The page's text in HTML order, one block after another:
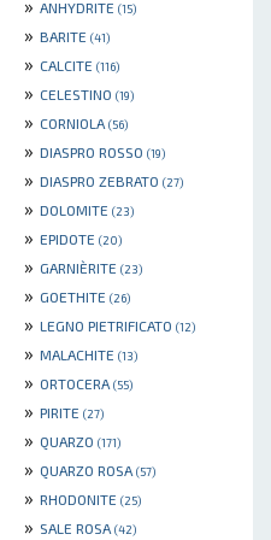
» ANHYDRITE (15)
» BARITE (41)
» CALCITE (116)
» CELESTINO (19)
» CORNIOLA (56)
» DIASPRO ROSSO (19)
» DIASPRO ZEBRATO (27)
» DOLOMITE (23)
» EPIDOTE (20)
» GARNIÈRITE (23)
» GOETHITE (26)
» LEGNO PIETRIFICATO (12)
» MALACHITE (13)
» ORTOCERA (55)
» PIRITE (27)
» QUARZO (171)
» QUARZO ROSA (57)
» RHODONITE (25)
» SALE ROSA (42)